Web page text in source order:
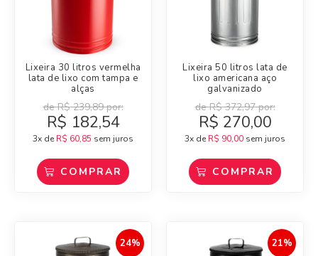
Lixeira 30 litros vermelha
lata de lixo com tampa e
alças
deR$239,89por:
R$ 182,54
3x de R$ 60,85 sem juros
COMPRAR
Lixeira 50 litros lata de
lixo americana aço
galvanizado
deR$372,97por:
R$ 270,00
3x de R$ 90,00 sem juros
COMPRAR
24% 21%